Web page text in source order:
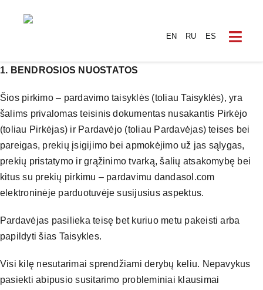
EN RU ES
ORO
1. BENDROSIOS NUOSTATOS
Šios pirkimo – pardavimo taisyklės (toliau Taisyklės), yra
šalims privalomas teisinis dokumentas nusakantis Pirkėjo
(toliau Pirkėjas) ir Pardavėjo (toliau Pardavėjas) teises bei
pareigas, prekių įsigijimo bei apmokėjimo už jas sąlygas,
prekių pristatymo ir grąžinimo tvarką, šalių atsakomybę bei
kitus su prekių pirkimu – pardavimu dandasol.com
elektroninėje parduotuvėje susijusius aspektus.
Pardavėjas pasilieka teisę bet kuriuo metu pakeisti arba
papildyti šias Taisykles.
Visi kilę nesutarimai sprendžiami derybų keliu. Nepavykus
pasiekti abipusio susitarimo probleminiai klausimai